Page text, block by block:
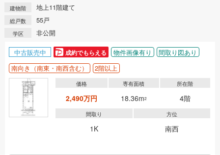
建物階 地上11階建て
総戸数 55戸
学区 非公開
中古販売中 成約でもらえる 物件画像有り
間取り図あり
南向き（南東・南西含む）
2階以上
価格
2,490万円
専有面積
18.36m2
所在階
4階
間取り
1K
方位
南西